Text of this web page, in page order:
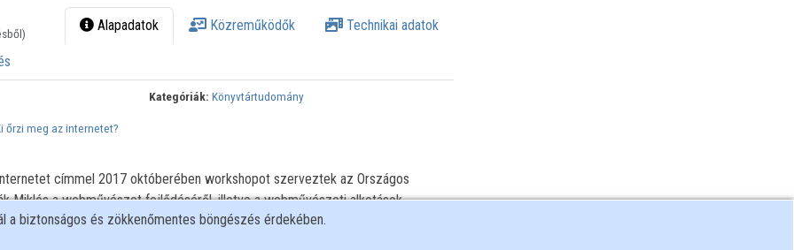
Alapadatok Közreműködők Technikai adatok
Kategóriák: Könyvtártudomány
őrzi meg az internetet?
címmel 2017 októberében workshopot szerveztek az Országos
Miklós a webművészet fejlődéséről, illetve a webművészeti alkotások
áttekintést.
a biztonságos és zökkenőmentes böngészés érdekében.